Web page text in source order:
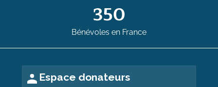
350
Bénévoles en France
Espace donateurs